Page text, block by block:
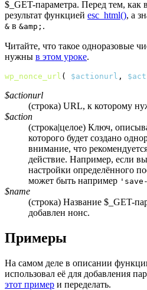
$_GET-параметра. Перед тем, как
результат функцией esc_html(), а
& в &amp; .
Читайте, что такое одноразовые
нужны в этом уроке.
wp_nonce_url ( $actionurl ,
$actionurl
(строка) URL, к которому
$action
(строка|целое) Ключ,
которого будет создано
внимание, что
действие. Например, если
настройки определённого
может быть например
$name
(строка) Название $_GET-
добавлен нонс.
Примеры
На самом деле в описании
использовал её для добавления
этот пример и переделать.